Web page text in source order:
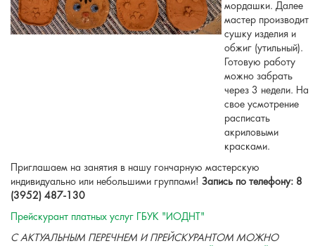
мордашки. Далее
мастер производит
сушку изделия и
обжиг (утильный).
Готовую работу
можно забрать
через 3 недели. На
свое усмотрение
расписать
акриловыми
красками.
Приглашаем на занятия в нашу гончарную мастерскую
индивидуально или небольшими группами! Запись по телефону: 8
(3952) 487-130
Прейскурант платных услуг ГБУК "ИОДНТ"
С АКТУАЛЬНЫМ ПЕРЕЧНЕМ И ПРЕЙСКУРАНТОМ МОЖНО